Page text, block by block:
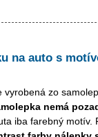
na auto s
vyrobená zo
nemá
iba farebný motív.